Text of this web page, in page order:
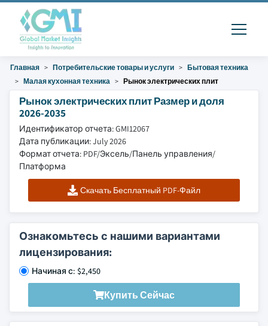
Главная Потребительские товары и услуги
Бытовая техника
Малая кухонная техника
Рынок электрических плит
Рынок электрических плит Размер и доля
2026-2035
Идентификатор отчета: GMI12067
Дата публикации: July 2026
Формат отчета: PDF/Эксель/Панель управления/
Платформа
Скачать Бесплатный PDF-Файл
Ознакомьтесь с нашими вариантами
лицензирования:
Начиная с: $2,450
Купить Сейчас